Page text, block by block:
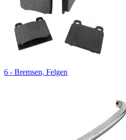
6 - Bremsen, Felgen